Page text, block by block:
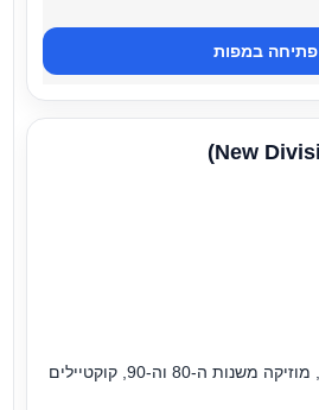
פתיחה במפות
פאב עם הופעות, להקות, מוזיקה משנות ה-80 וה-90, קוקטיילים